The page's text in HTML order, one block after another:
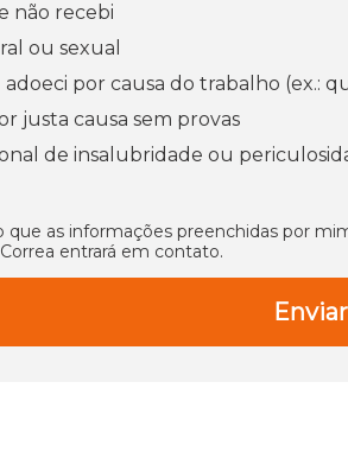
não recebi
ou sexual
adoeci por causa do trabalho (ex.:
justa causa sem provas
de insalubridade ou
as informações preenchidas por
entrará em contato.
Enviar